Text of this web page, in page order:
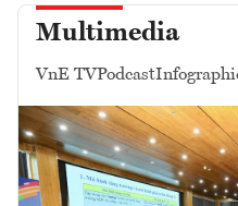
Multimedia
VnE TVPodcast